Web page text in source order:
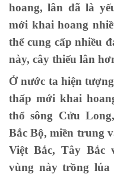
hoang, lân đã là
mới khai hoang
thể cung cấp nhiều
này, cây thiếu lân
Ở nước ta hiện
thấp mới khai
thổ sông Cửu
Bắc Bộ, miền trung
Việt Bắc, Tây Bắc
vùng này trồng